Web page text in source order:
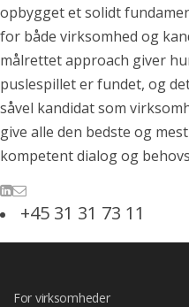
opbygget et solidt
for både virksomhed og
målrettet approach giver
puslespillet er fundet, og
såvel kandidat som
give alle den bedste og
kompetent dialog og
+45 31 31 73 11
For virksomheder